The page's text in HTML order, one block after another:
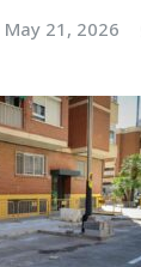
May 21, 2026